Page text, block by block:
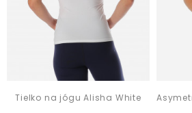
Tielko na jógu Alisha White